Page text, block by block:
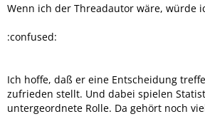
Wenn ich der Threadautor wäre, würde
:confused:
Ich hoffe, daß er eine Entscheidung
zufrieden stellt. Und dabei spielen
untergeordnete Rolle. Da gehört noch